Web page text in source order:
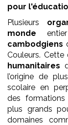
pour
Plusieurs
monde
cambodgiens
Couleurs.
humanitaires
l’origine de
scolaire en
des
plus grands
domaines